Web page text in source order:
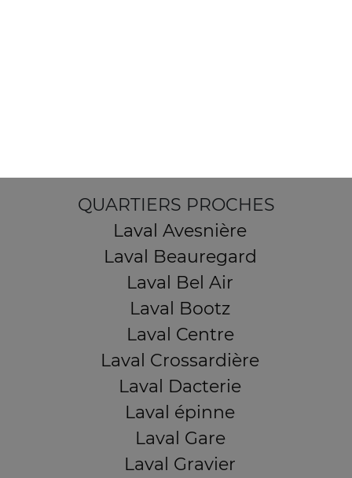
QUARTIERS PROCHES
Laval Avesnière
Laval Beauregard
Laval Bel Air
Laval Bootz
Laval Centre
Laval Crossardière
Laval Dacterie
Laval épinne
Laval Gare
Laval Gravier